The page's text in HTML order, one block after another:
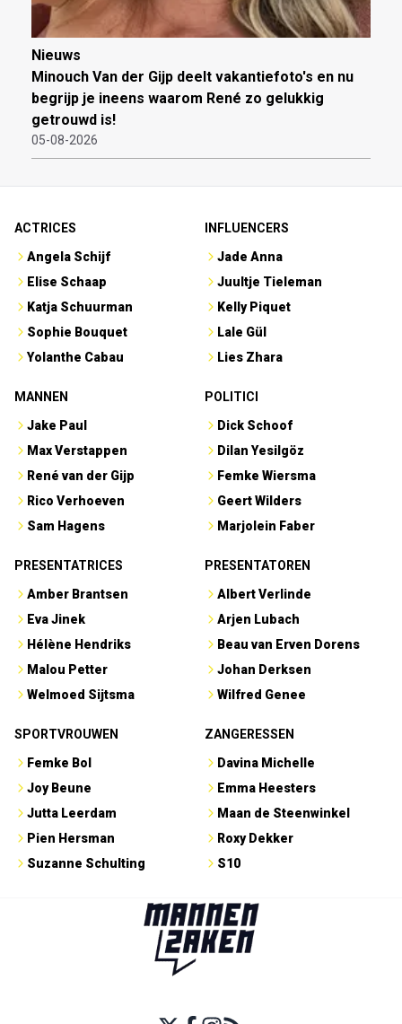
Nieuws
Minouch Van der Gijp deelt vakantiefoto's en nu
begrijp je ineens waarom René zo gelukkig
getrouwd is!
05-08-2026
ACTRICES
Angela Schijf
Elise Schaap
Katja Schuurman
Sophie Bouquet
Yolanthe Cabau
INFLUENCERS
Jade Anna
Juultje Tieleman
Kelly Piquet
Lale Gül
Lies Zhara
MANNEN
Jake Paul
Max Verstappen
René van der Gijp
Rico Verhoeven
Sam Hagens
POLITICI
Dick Schoof
Dilan Yesilgöz
Femke Wiersma
Geert Wilders
Marjolein Faber
PRESENTATRICES
Amber Brantsen
Eva Jinek
Hélène Hendriks
Malou Petter
Welmoed Sijtsma
PRESENTATOREN
Albert Verlinde
Arjen Lubach
Beau van Erven Dorens
Johan Derksen
Wilfred Genee
SPORTVROUWEN
Femke Bol
Joy Beune
Jutta Leerdam
Pien Hersman
Suzanne Schulting
ZANGERESSEN
Davina Michelle
Emma Heesters
Maan de Steenwinkel
Roxy Dekker
S10